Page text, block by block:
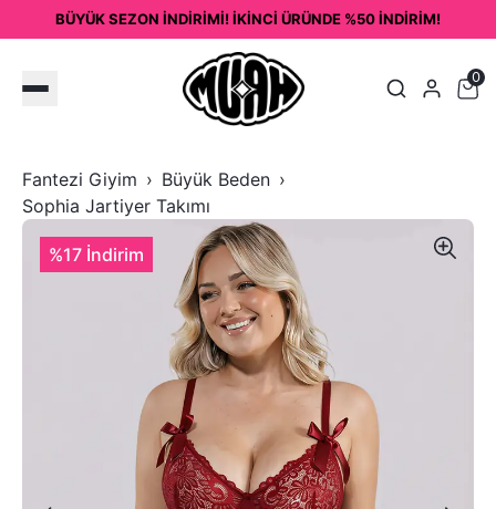
BÜYÜK SEZON İNDİRİMİ! İKİNCİ ÜRÜNDE %50 İNDİRİM!
0
Fantezi Giyim
Büyük Beden
Sophia Jartiyer Takımı
%17 İndirim